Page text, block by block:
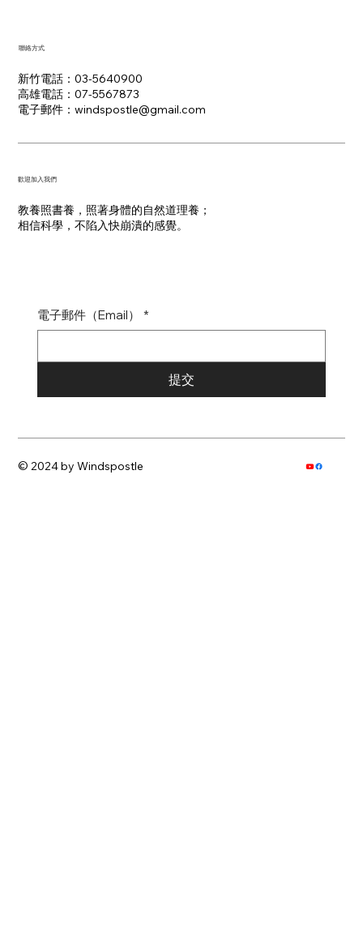
新竹電話：03-5640900
高雄電話：07-5567873
電子郵件：​windspostle@gmail.com
聯絡方式
​歡迎加入我們
教養照書養，照著身體的自然道理養；
​相信科學，不陷入快崩潰的感覺。
電子郵件（Email） *
提交
© 2024 by Windspostle